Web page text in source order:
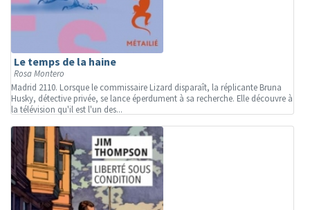
Le temps de la haine
Rosa Montero
Madrid 2110. Lorsque le commissaire Lizard disparaît, la réplicante Bruna
Husky, détective privée, se lance éperdument à sa recherche. Elle découvre à
la télévision qu'il est l'un des...